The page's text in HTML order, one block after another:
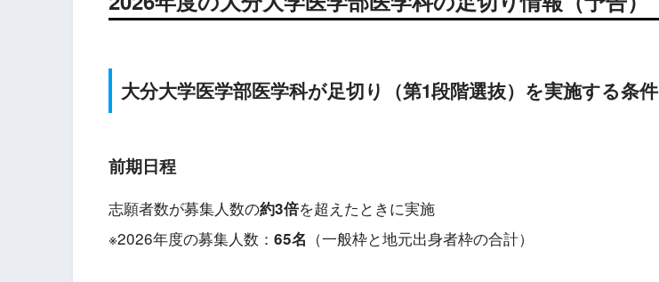
大分大学医学部医学科が足切り（第1段階選抜）を実施する条件
前期日程
志願者数が募集人数の約3倍を超えたときに実施
※2026年度の募集人数： 65名 （一般枠と地元出身者枠の合計）